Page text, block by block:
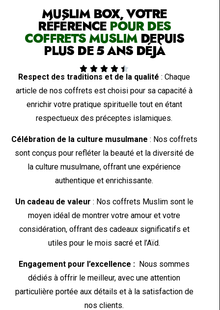
MUSLIM BOX, VOTRE
RÉFÉRENCEPOUR DES
COFFRETS MUSLIM DEPUIS
PLUS DE 5 ANS DÉJÀ
    
Respect des traditions et de la qualité : Chaque
article de nos coffrets est choisi pour sa capacité à
enrichir votre pratique spirituelle tout en étant
respectueux des préceptes islamiques.
Célébration de la culture musulmane : Nos coffrets
sont conçus pour refléter la beauté et la diversité de
la culture musulmane, offrant une expérience
authentique et enrichissante.
Un cadeau de valeur : Nos coffrets Muslim sont le
moyen idéal de montrer votre amour et votre
considération, offrant des cadeaux significatifs et
utiles pour le mois sacré et l’Aïd.
Engagement pour l’excellence : Nous sommes
dédiés à offrir le meilleur, avec une attention
particulière portée aux détails et à la satisfaction de
nos clients.